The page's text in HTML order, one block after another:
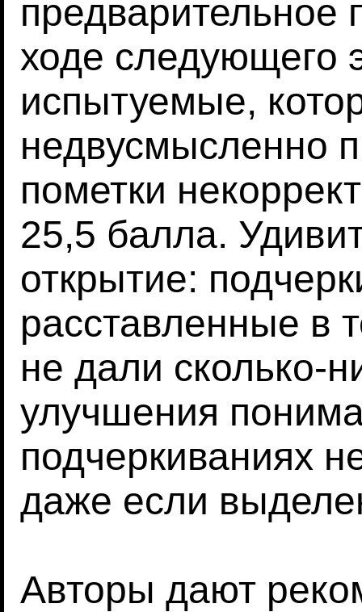
предварительное
ходе следующего
испытуемые,
недвусмысленно
пометки
25,5 балла.
открытие:
расставленные в
не дали сколько-
улучшения
подчеркиваниях
даже если
Авторы дают